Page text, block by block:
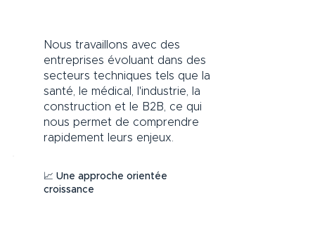
Nous travaillons avec des
entreprises évoluant dans des
secteurs techniques tels que la
santé, le médical, l'industrie, la
construction et le B2B, ce qui
nous permet de comprendre
rapidement leurs enjeux.
📈 Une approche orientée
croissance